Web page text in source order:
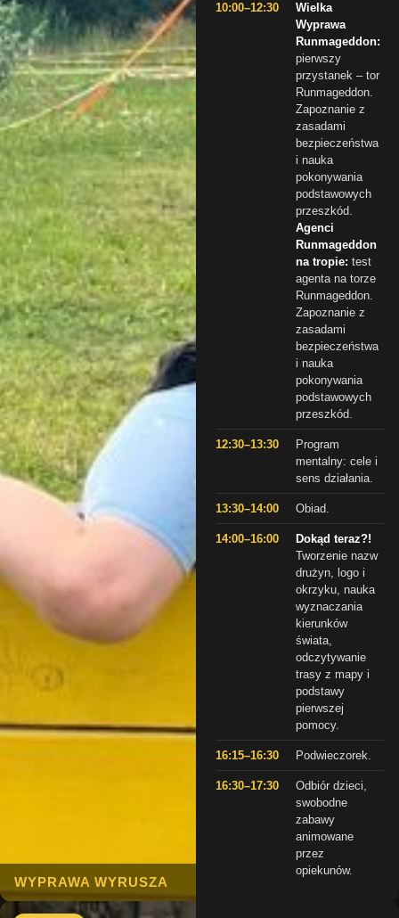
WYPRAWA WYRUSZA
10:00–12:30
Wielka
Wyprawa
Runmageddon:
pierwszy
przystanek – tor
Runmageddon.
Zapoznanie z
zasadami
bezpieczeństwa
i nauka
pokonywania
podstawowych
przeszkód.
Agenci
Runmageddon
na tropie: test
agenta na torze
Runmageddon.
Zapoznanie z
zasadami
bezpieczeństwa
i nauka
pokonywania
podstawowych
przeszkód.
12:30–13:30
Program
mentalny: cele i
sens działania.
13:30–14:00 Obiad.
14:00–16:00
Dokąd teraz?!
Tworzenie nazw
drużyn, logo i
okrzyku, nauka
wyznaczania
kierunków
świata,
odczytywanie
trasy z mapy i
podstawy
pierwszej
pomocy.
16:15–16:30 Podwieczorek.
16:30–17:30
Odbiór dzieci,
swobodne
zabawy
animowane
przez
opiekunów.